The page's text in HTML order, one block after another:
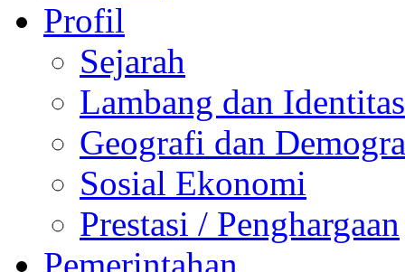
Profil
Sejarah
Lambang dan Identitas
Geografi dan
Sosial Ekonomi
Prestasi / Penghargaan